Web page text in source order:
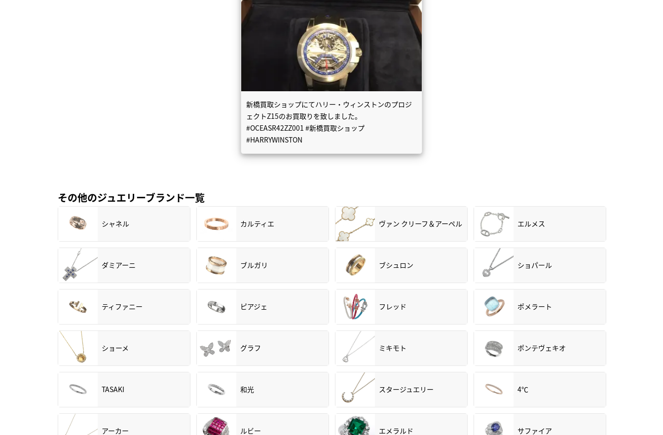
新橋買取ショップにてハリー・ウィンストンのプロジ
ェクトZ15のお買取りを致しました。
#OCEASR42ZZ001 #新橋買取ショップ
#HARRYWINSTON
その他のジュエリーブランド一覧
シャネル カルティエ ヴァン クリーフ＆アーペル エルメス
ダミアーニ ブルガリ ブシュロン ショパール
ティファニー ピアジェ フレッド ポメラート
ショーメ グラフ ミキモト ポンテヴェキオ
TASAKI 和光 スタージュエリー 4℃
アーカー ルビー エメラルド サファイア